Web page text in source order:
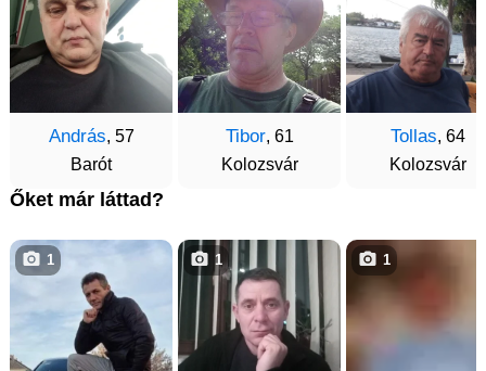
András, 57
Barót
Tibor, 61
Kolozsvár
Tollas, 64
Kolozsvár
Őket már láttad?
1 1 1